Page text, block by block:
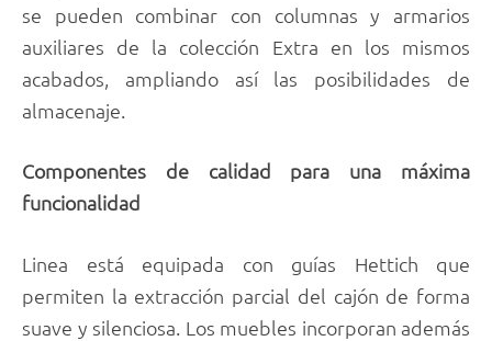
se pueden combinar con columnas y armarios
auxiliares de la colección Extra en los mismos
acabados, ampliando así las posibilidades de
almacenaje.
Componentes de calidad para una máxima
funcionalidad
Linea está equipada con guías Hettich que
permiten la extracción parcial del cajón de forma
suave y silenciosa. Los muebles incorporan además